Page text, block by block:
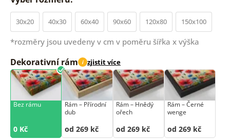
30x20 40x30 60x40 90x60 120x80 150x100
*rozměry jsou uvedeny v cm v poměru šířka x výška
Dekorativní rám i zjistit více
Bez rámu
0 Kč
Rám –⁠⁠⁠⁠⁠⁠ Přírodní
dub
od 269 kč
Rám –⁠⁠⁠⁠⁠⁠ Hnědý
ořech
od 269 kč
Rám –⁠⁠⁠⁠⁠⁠ Černé
wenge
od 269 kč